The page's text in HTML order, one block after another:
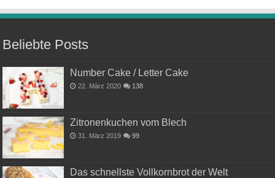
Beliebte Posts
Number Cake / Letter Cake
22. März 2020 138
Zitronenkuchen vom Blech
31. März 2019 99
Das schnellste Vollkornbrot der Welt